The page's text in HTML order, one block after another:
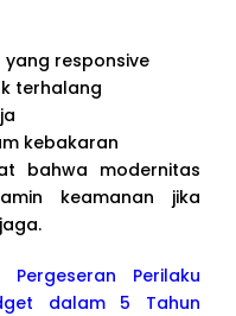
responsive
terhalang
kebakaran
bahwa modernitas
keamanan jika
Pergeseran Perilaku
dalam 5 Tahun